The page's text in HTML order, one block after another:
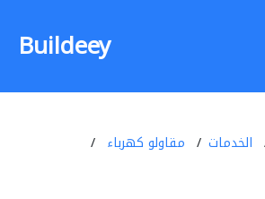
Buildeey
الخدمات
مقاولو كهرباء